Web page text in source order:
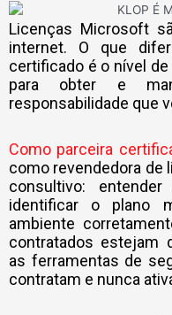
Licenças Microsoft
internet. O que
certificado é o nível
para obter e
responsabilidade que
Como parceira
como revendedora de
consultivo:
identificar o plano
ambiente
contratados estejam
as ferramentas de
contratam e nunca